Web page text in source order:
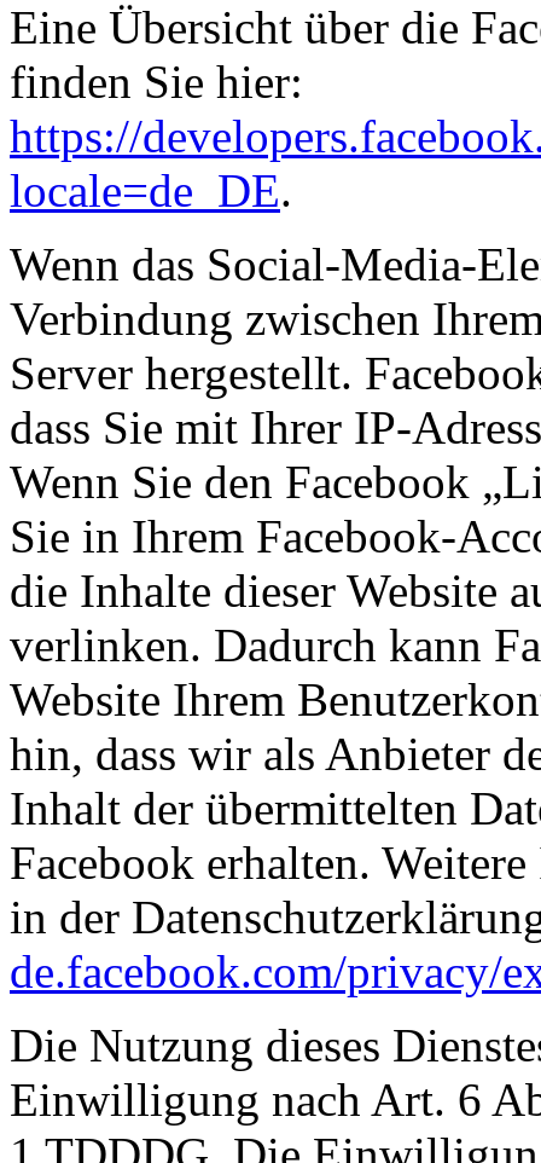
Eine Übersicht über die
finden Sie hier:
https://
locale=de_DE.
Wenn das Social-Media-
Verbindung zwischen
Server hergestellt.
dass Sie mit Ihrer IP-
Wenn Sie den Facebook
Sie in Ihrem Facebook-
die Inhalte dieser Website
verlinken. Dadurch kann
Website Ihrem
hin, dass wir als Anbieter
Inhalt der übermittelten
Facebook erhalten.
in der
de.facebook.com/privacy/
Die Nutzung dieses
Einwilligung nach Art. 6